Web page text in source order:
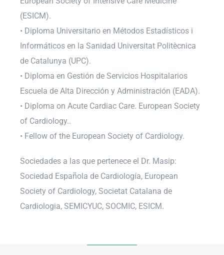
(ESICM).
• Diploma Universitario en Métodos Estadísticos i
Informáticos en la Sanidad Universitat Politècnica
de Catalunya (UPC).
• Diploma en Gestión de Servicios Hospitalarios
Escuela de Alta Dirección y Administración (EADA).
• Diploma on Acute Cardiac Care. European Society
of Cardiology..
• Fellow of the European Society of Cardiology.
Sociedades a las que pertenece el Dr. Masip:
Sociedad Española de Cardiología, European
Society of Cardiology, Societat Catalana de
Cardiologia, SEMICYUC, SOCMIC, ESICM.